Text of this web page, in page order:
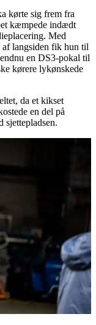
kørte sig frem fra
kæmpede indædt
Med
af langsiden fik hun til
en DS3-pokal til
kørere lykønskede
da et kikset
en del på
sjettepladsen.